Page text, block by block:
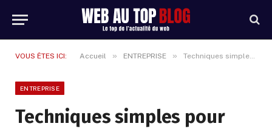
VOUS ÊTES ICI: Accueil » ENTREPRISE » Techniques simples pour maîtriser la paperasse électronique
ENTREPRISE
Techniques simples pour